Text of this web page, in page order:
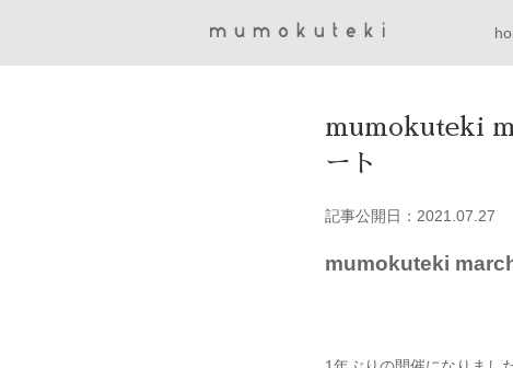
mumokuteki
ート
記事公開日：2021.07.27
mumokuteki